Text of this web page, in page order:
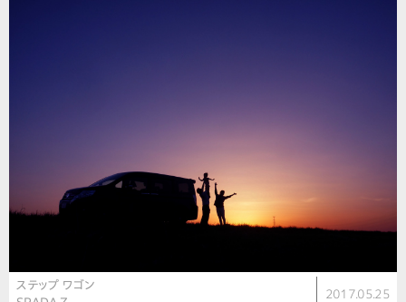
ステップ ワゴン
2017.05.25